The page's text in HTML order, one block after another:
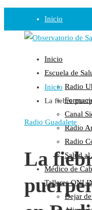
Inicio
Observatorio
Opinión
Radio
Radio
COPE
Salud
Salud en
Plataforma
Inicio
Escuela de
Radio
Canal
Radio
Radio
Salud al
Médico de
Talleres
Dejar
Inicio
La fiebre
Radio Guadalete
La